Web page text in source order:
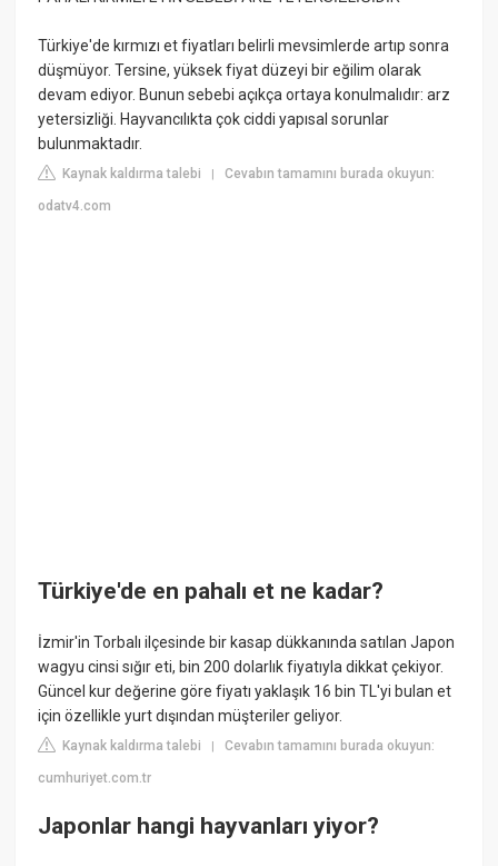
Türkiye'de kırmızı et fiyatları belirli mevsimlerde artıp sonra
düşmüyor. Tersine, yüksek fiyat düzeyi bir eğilim olarak
devam ediyor. Bunun sebebi açıkça ortaya konulmalıdır: arz
yetersizliği. Hayvancılıkta çok ciddi yapısal sorunlar
bulunmaktadır.
Kaynak kaldırma talebi |Cevabın tamamını burada okuyun:
odatv4.com
Türkiye'de en pahalı et ne kadar?
İzmir'in Torbalı ilçesinde bir kasap dükkanında satılan Japon
wagyu cinsi sığır eti, bin 200 dolarlık fiyatıyla dikkat çekiyor.
Güncel kur değerine göre fiyatı yaklaşık 16 bin TL'yi bulan et
için özellikle yurt dışından müşteriler geliyor.
Kaynak kaldırma talebi |Cevabın tamamını burada okuyun:
cumhuriyet.com.tr
Japonlar hangi hayvanları yiyor?